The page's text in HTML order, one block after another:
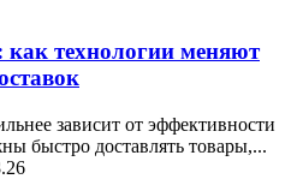
технологии меняют
зависит от эффективности
быстро доставлять товары,...